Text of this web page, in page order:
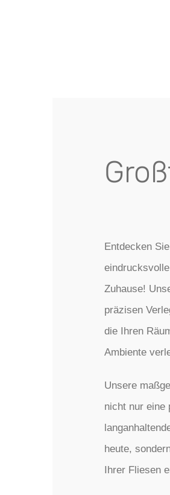
Entdecken
Zuhause!
präzisen
die Ihren
Ambiente
Unsere
nicht nur eine
heute,
Ihrer Fliesen